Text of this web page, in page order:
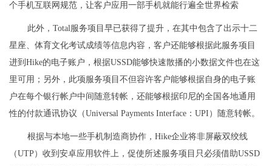
个手机互联网规范，让客户应用一部手机就能行遍全世界检索
此外，Total服务项目早已获得了提升，在其中包含了出示十二
星座、体育文化考试成绩等信息内容，客户还能够根据此服务项目
进到Hike的电子账户，根据USSD能够快速散播的小数据文件也在这
里可用；另外，此项服务项目不但容许客户能够根据自身的电子账
户在每个银行帐户中间随意转帐，还能够根据印尼的全国各地通用
性的付款通讯协议（Universal Payments Interface：UPI）随意转帐。
根据与本地一些手机制造商协作，Hike企业将非屏蔽双绞线
（UTP）收到安卓应用软件上，促使所述服务项目只必须借助USSD